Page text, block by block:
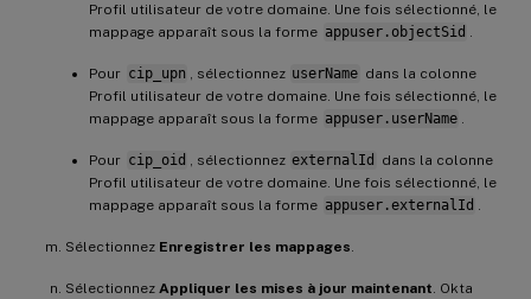
Profil utilisateur de votre domaine. Une fois sélectionné, le
mappage apparaît sous la forme appuser.objectSid .
Pour cip_upn , sélectionnez userName dans la colonne
Profil utilisateur de votre domaine. Une fois sélectionné, le
mappage apparaît sous la forme appuser.userName .
Pour cip_oid , sélectionnez externalId
dans la colonne
Profil utilisateur de votre domaine. Une fois sélectionné, le
mappage apparaît sous la forme appuser.externalId .
Sélectionnez Enregistrer les mappages.
Sélectionnez Appliquer les mises à jour maintenant. Okta